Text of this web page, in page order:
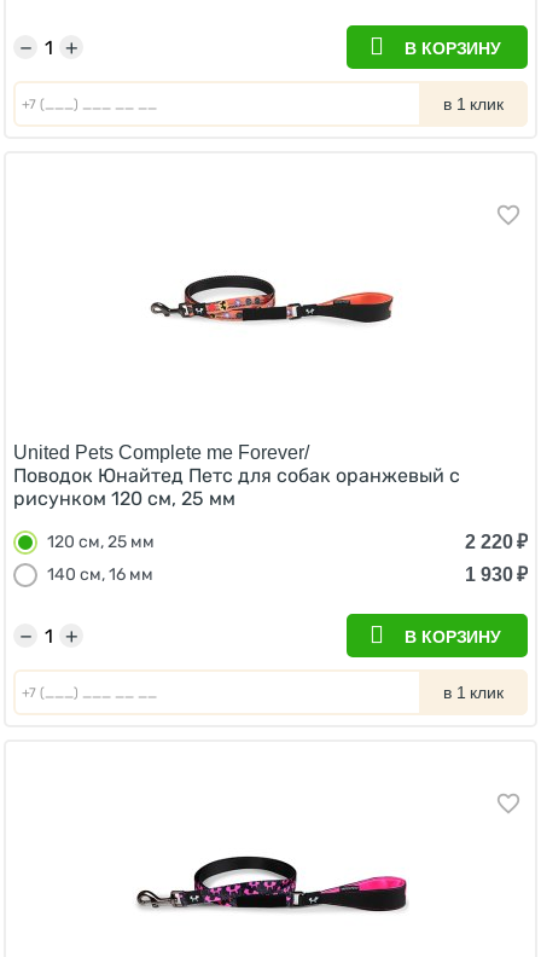
+
− В КОРЗИНУ
в 1 клик
United Pets Complete me Forever/
Поводок Юнайтед Петс для собак оранжевый с
рисунком 120 см, 25 мм
120 см, 25 мм 2 220₽
140 см, 16 мм
1 930₽
+
− В КОРЗИНУ
в 1 клик